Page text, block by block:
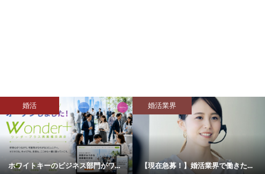
イトキーのビジネス部門がワ...
婚活業界
【現在急募！】婚活業界で働きた...